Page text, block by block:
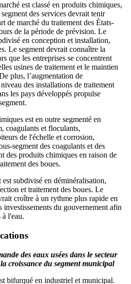
est classé en produits chimiques,
des services devrait tenir
de marché du traitement des États-
de la période de prévision. Le
en conception et installation,
Le segment devrait connaître la
que les entreprises se concentrent
usines de traitement et le maintien
plus, l’augmentation de
des installations de traitement
les pays développés propulse
est en outre segmenté en
coagulants et floculants,
de l'échelle et corrosion,
segment des coagulants et des
des produits chimiques en raison de
des boues.
subdivisé en déminéralisation,
et traitement des boues. Le
croître à un rythme plus rapide en
investissements du gouvernement afin
à l'eau.
des eaux usées dans le secteur
croissance du segment municipal
bifurqué en industriel et municipal.